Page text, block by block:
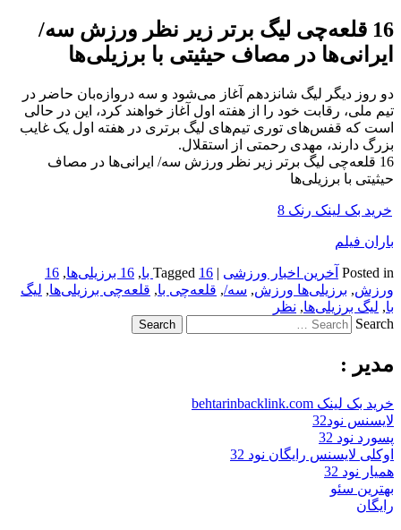
16 قلعه‌چی لیگ برتر زیر نظر ورزش سه/
ایرانی‌ها در مصاف حیثیتی با برزیلی‌ها
دو روز دیگر لیگ شانزدهم آغاز می‌شود و سه دروازه‌بان حاضر در
تیم ملی، رقابت خود را از هفته اول آغاز خواهند کرد، این در حالی
است که قفس‌های توری تیم‌های لیگ برتری در هفته اول یک غایب
بزرگ دارند، مهدی رحمتی از استقلال.
16 قلعه‌چی لیگ برتر زیر نظر ورزش سه/ ایرانی‌ها در مصاف
حیثیتی با برزیلی‌ها
خرید بک لینک رنک 8
باران فیلم
Posted in آخرین اخبار ورزشی |
Tagged 16 با , 16 برزیلی‌ها ,
16
ورزش, برزیلی‌ها ورزش, سه/, قلعه‌چی با, قلعه‌چی برزیلی‌ها, لیگ
با, لیگ برزیلی‌ها, نظر
Search
مدیر :
خرید بک لینک behtarinbacklink.com
لایسنس نود32
پسورد نود 32
اوکلی لایسنس رایگان نود 32
همیار نود 32
بهترین سئو
رایگان